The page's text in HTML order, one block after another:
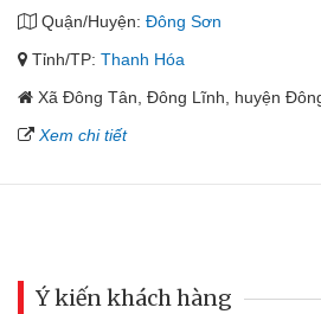
Quận/Huyện: Đông Sơn
Tỉnh/TP: Thanh Hóa
Xã Đông Tân, Đông Lĩnh, huyện
Xem chi tiết
Ý kiến khách hàng